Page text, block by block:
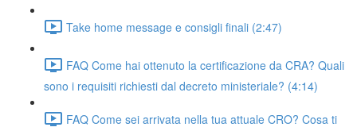
Take home message e consigli finali (2:47)
FAQ Come hai ottenuto la certificazione da CRA? Quali
sono i requisiti richiesti dal decreto ministeriale? (4:14)
FAQ Come sei arrivata nella tua attuale CRO? Cosa ti